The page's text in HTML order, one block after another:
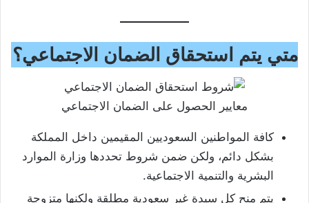
متي يتم استحقاق الضمان الاجتماعي؟
معايير الحصول على الضمان الاجتماعي
كافة المواطنين السعوديين المقيمين داخل المملكة
بشكل دائم، ولكن ضمن شروط تحددها وزارة الموارد
البشرية والتنمية الاجتماعية.
يتم منح كل سيدة غير سعودية مطلقة ولكنها متزوجة